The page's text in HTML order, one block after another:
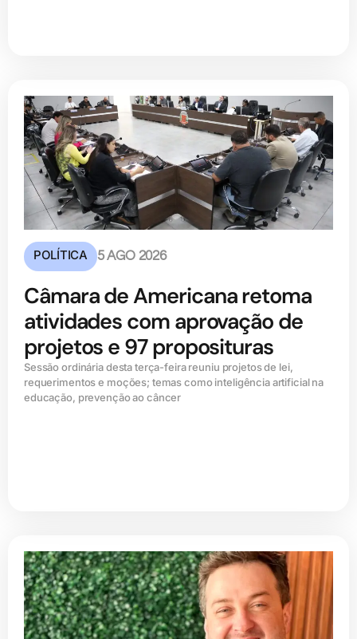
POLÍTICA 5 AGO 2026
Câmara de Americana retoma
atividades com aprovação de
projetos e 97 proposituras
Sessão ordinária desta terça-feira reuniu projetos de lei,
requerimentos e moções; temas como inteligência artificial na
educação, prevenção ao câncer